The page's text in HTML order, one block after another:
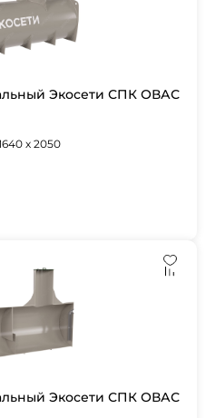
Экосети СПК ОВАС
х 2050
Экосети СПК ОВАС